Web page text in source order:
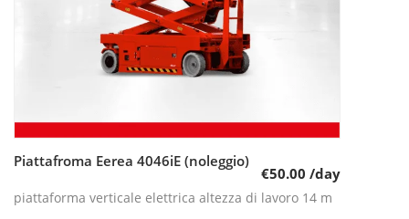
Leggi tutto
Piattafroma Eerea 4046iE (noleggio)
€50.00 /day
piattaforma verticale elettrica altezza di lavoro 14 m